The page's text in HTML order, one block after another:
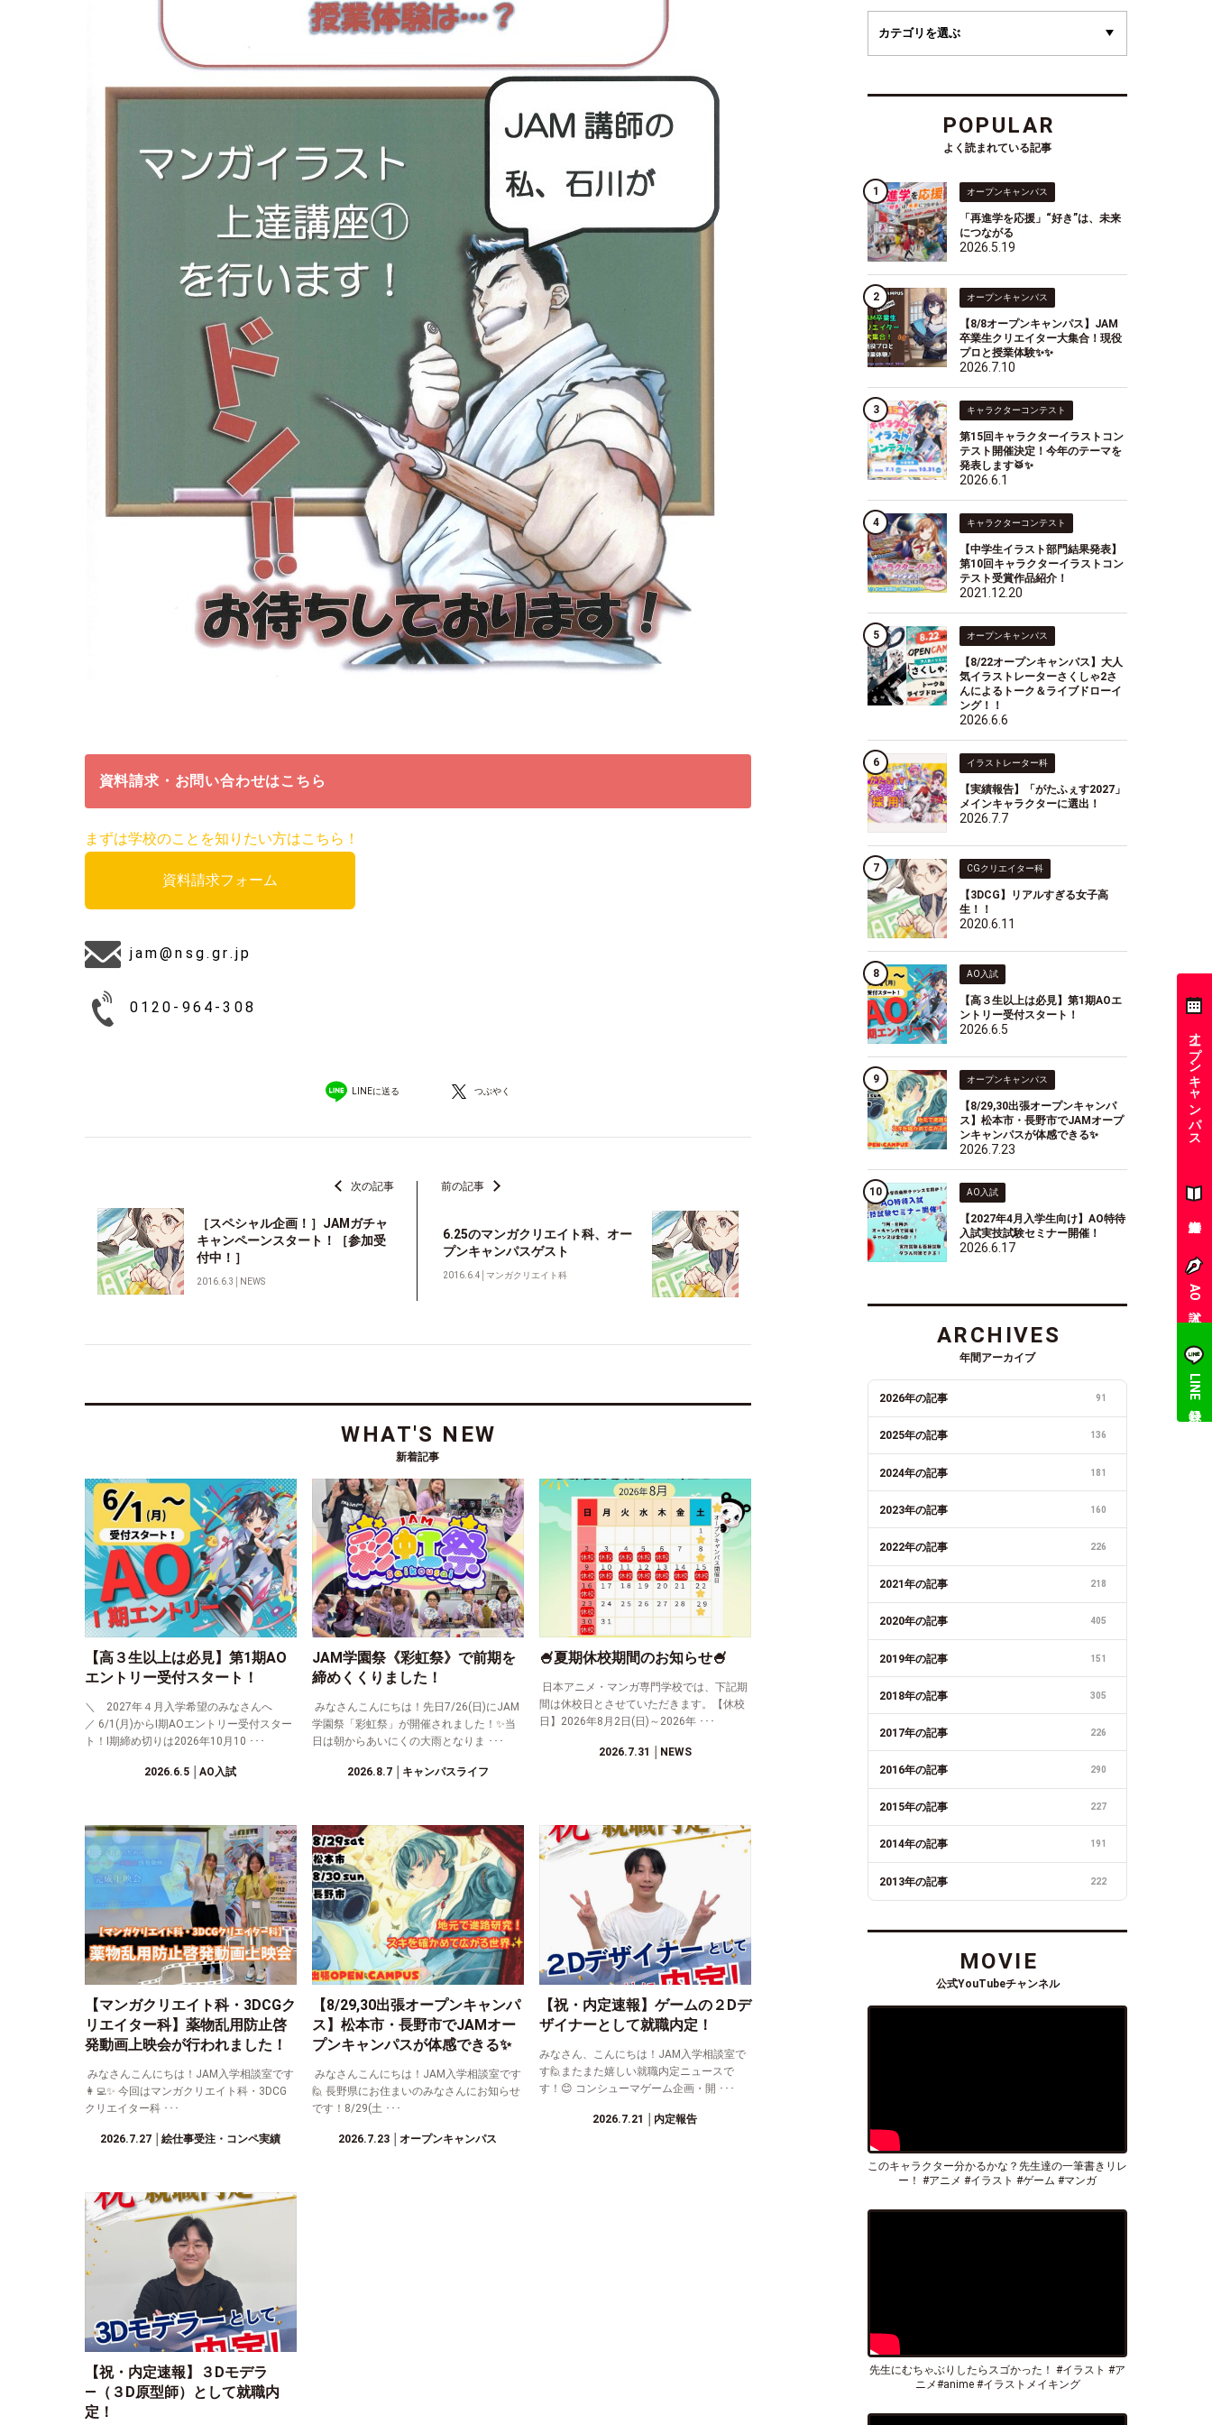
資料請求・お問い合わせはこちら
まずは学校のことを知りたい方はこちら！
資料請求フォーム
jam@nsg.gr.jp
0120-964-308
LINEに送る つぶやく
次の記事
［スペシャル企画！］JAMガチャ
キャンペーンスタート！［参加受
付中！］
2016.6.3 NEWS
前の記事
6.25のマンガクリエイト科、オー
プンキャンパスゲスト
2016.6.4 │マンガクリエイト科
WHAT'S NEW
新着記事
【高３生以上は必見】第1期AO
エントリー受付スタート！
＼ 2027年４月入学希望のみなさんへ
／ 6/1(月)からⅠ期AOエントリー受付スター
ト！Ⅰ期締め切りは2026年10月10 ･･･
2026.6.5 │AO入試
JAM学園祭《彩虹祭》で前期を
締めくくりました！
みなさんこんにちは！先日7/26(日)にJAM
学園祭「彩虹祭」が開催されました！✨当
日は朝からあいにくの大雨となりま ･･･
2026.8.7│キャンパスライフ
🍧夏期休校期間のお知らせ🍧
日本アニメ・マンガ専門学校では、下記期
間は休校日とさせていただきます。【休校
日】2026年8月2日(日)～2026年 ･･･
2026.7.31 │NEWS
【マンガクリエイト科・3DCGク
リエイター科】薬物乱用防止啓
発動画上映会が行われました！
みなさんこんにちは！JAM入学相談室です
👩‍💻✨ 今回はマンガクリエイト科・3DCG
クリエイター科 ･･･
2026.7.27 │絵仕事受注・コンペ実績
【8/29,30出張オープンキャンパ
ス】松本市・長野市でJAMオー
プンキャンパスが体感できる✨
みなさんこんにちは！JAM入学相談室です
🙋 長野県にお住まいのみなさんにお知らせ
です！8/29(土 ･･･
2026.7.23 │オープンキャンパス
【祝・内定速報】ゲームの２Dデ
ザイナーとして就職内定！
みなさん、こんにちは！JAM入学相談室で
す🙋またまた嬉しい就職内定ニュースで
す！😊 コンシューマゲーム企画・開 ･･･
2026.7.21 │内定報告
【祝・内定速報】３Dモデラ
―（３D原型師）として就職内
定！
POPULAR
よく読まれている記事
オープンキャンパス
「再進学を応援」“好き”は、未来
につながる
2026.5.19
オープンキャンパス
【8/8オープンキャンパス】JAM
卒業生クリエイター大集合！現役
プロと授業体験✨✨
2026.7.10
キャラクターコンテスト
第15回キャラクターイラストコン
テスト開催決定！今年のテーマを
発表します🥁✨
2026.6.1
キャラクターコンテスト
【中学生イラスト部門結果発表】
第10回キャラクターイラストコン
テスト受賞作品紹介！
2021.12.20
オープンキャンパス
【8/22オープンキャンパス】大人
気イラストレーターさくしゃ2さ
んによるトーク＆ライブドローイ
ング！！
2026.6.6
イラストレーター科
【実績報告】「がたふぇす2027」
メインキャラクターに選出！
2026.7.7
CGクリエイター科
【3DCG】リアルすぎる女子高
生！！
2020.6.11
AO入試
【高３生以上は必見】第1期AOエ
ントリー受付スタート！
2026.6.5
オープンキャンパス
【8/29,30出張オープンキャンパ
ス】松本市・長野市でJAMオープ
ンキャンパスが体感できる✨
2026.7.23
AO入試
【2027年4月入学生向け】AO特待
入試実技試験セミナー開催！
2026.6.17
ARCHIVES
年間アーカイブ
2026年の記事 91
2025年の記事 136
2024年の記事 181
2023年の記事 160
2022年の記事 226
2021年の記事 218
2020年の記事 405
2019年の記事 151
2018年の記事 305
2017年の記事 226
2016年の記事 290
2015年の記事 227
2014年の記事 191
2013年の記事 222
MOVIE
公式YouTubeチャンネル
このキャラクター分かるかな？先生達の一筆書きリレ
ー！ #アニメ #イラスト #ゲーム #マンガ
先生にむちゃぶりしたらスゴかった！ #イラスト #ア
ニメ#anime #イラストメイキング
オープンキャンパス
AO入試
LINE登録